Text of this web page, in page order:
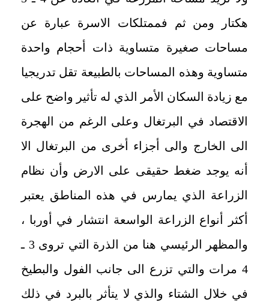
هكتار ومن ثم فممتلكات الاسرة عبارة عن
مساحات صغيرة متساوية ذات أحجام واحدة
متساوية وهذه المساحات بالطبيعة تقل تدريجيا
مع زيادة السكان الأمر الذي له تأثير واضح على
الاقتصاد في البرتغال وعلى الرغم من الهجرة
الى الخارج والى أجزاء أخرى من البرتغال الا
أنه يوجد ضغط حقيقى على الارض وأن نظام
الزراعة الذي يمارس في هذه المناطق يعتبر
أكثر أنواع الزراعة الواسعة انتشار في أوربا ،
والمظهر الرئيسي هنا من الذرة التي تروى 3 ـ
4 مرات والتي تزرع الى جانب الفول والبطيخ
في خلال الشتاء والذي لا يتأثر بالبرد في ذلك